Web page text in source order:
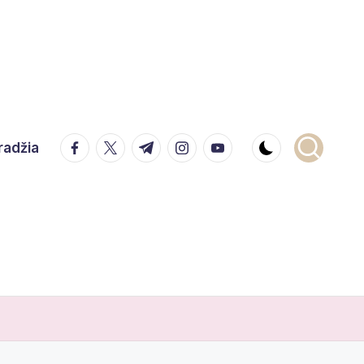
facebook.com
twitter.com
t.me instagram.com
youtube.com